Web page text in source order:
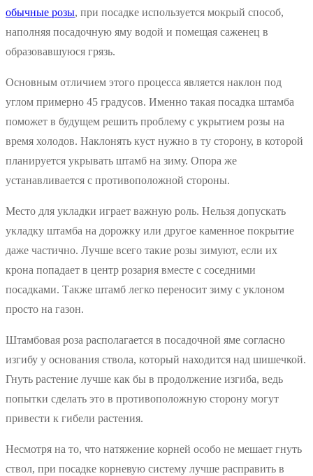
обычные розы, при посадке используется мокрый способ,
наполняя посадочную яму водой и помещая саженец в
образовавшуюся грязь.
Основным отличием этого процесса является наклон под
углом примерно 45 градусов. Именно такая посадка штамба
поможет в будущем решить проблему с укрытием розы на
время холодов. Наклонять куст нужно в ту сторону, в которой
планируется укрывать штамб на зиму. Опора же
устанавливается с противоположной стороны.
Место для укладки играет важную роль. Нельзя допускать
укладку штамба на дорожку или другое каменное покрытие
даже частично. Лучше всего такие розы зимуют, если их
крона попадает в центр розария вместе с соседними
посадками. Также штамб легко переносит зиму с уклоном
просто на газон.
Штамбовая роза располагается в посадочной яме согласно
изгибу у основания ствола, который находится над шишечкой.
Гнуть растение лучше как бы в продолжение изгиба, ведь
попытки сделать это в противоположную сторону могут
привести к гибели растения.
Несмотря на то, что натяжение корней особо не мешает гнуть
ствол, при посадке корневую систему лучше расправить в